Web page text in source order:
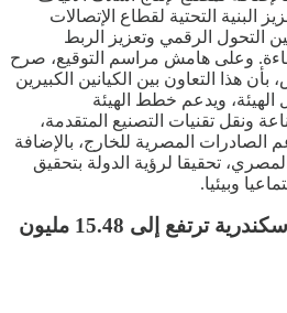
البنية التحتية لقطاع الإتصالات
التحول الرقمي وتعزيز الربط
وعلى هامش مراسم التوقيع، صرح
هذا التعاون بين الكيانين الكبيرين
الهيئة، ويدعم خطط الهيئة
ونقل تقنيات التصنيع المتقدمة،
الصادرات المصرية للخارج، بالإضافة
تحقيقا لرؤية الدولة بتحقيق
وبيئيا.
أرباح مطاحن ومخابز الإسكندرية ترتفع إلى 15.48 مليون